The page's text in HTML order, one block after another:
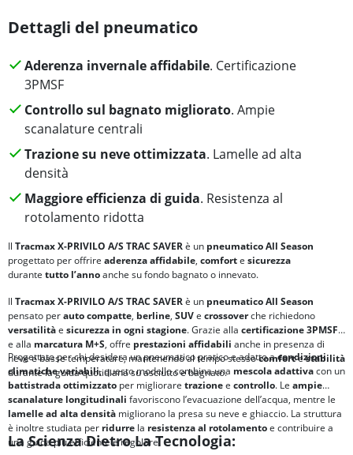
Dettagli del pneumatico
Aderenza invernale affidabile. Certificazione
3PMSF
Controllo sul bagnato migliorato. Ampie
scanalature centrali
Trazione su neve ottimizzata. Lamelle ad alta
densità
Maggiore efficienza di guida. Resistenza al
rotolamento ridotta
Il Tracmax X-PRIVILO A/S TRAC SAVERè un pneumatico All Season
progettato per offrire aderenza affidabile, comforte sicurezza
durante tutto l’annoanche su fondo bagnato o innevato.
Il Tracmax X-PRIVILO A/S TRAC SAVERè un pneumatico All Season
pensato perauto compatte, berline, SUVe crossoverche richiedono
versatilitàe sicurezza in ogni stagione. Grazie alla certificazione3PMSF
e alla marcatura M+S, offre prestazioni affidabili anche in presenza di
neve e basse temperature, mantenendo al tempo stessocomfortestabilità
durante la guida quotidiana su asciutto e bagnato.
Progettato per chi desidera un pneumatico pratico e adatto acondizioni
climatiche variabili, questo modello combina una mescola adattivacon un
battistrada ottimizzato per migliorare trazionee controllo. Le ampie
scanalature longitudinali favoriscono l’evacuazione dell’acqua, mentre le
lamelle ad alta densità migliorano la presa su neve e ghiaccio. La struttura
è inoltre studiata per ridurre la resistenza al rotolamentoe contribuire a
una guida più efficiente e regolare.
La Scienza Dietro La Tecnologia: